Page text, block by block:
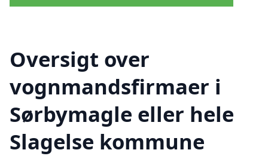
Oversigt over
vognmandsfirmaer i
Sørbymagle eller hele
Slagelse kommune